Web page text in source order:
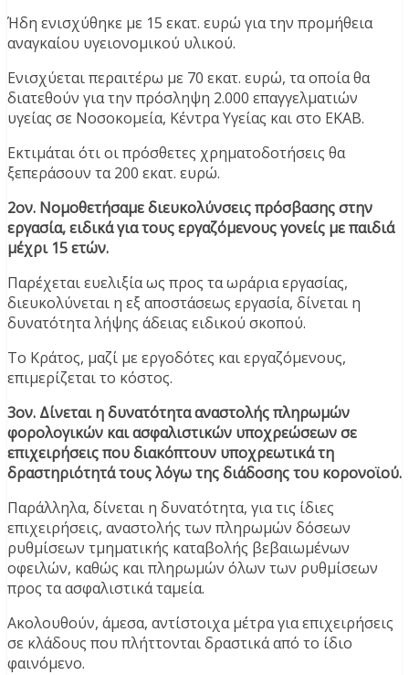
Ήδη ενισχύθηκε με 15 εκατ. ευρώ για την προμήθεια
αναγκαίου υγειονομικού υλικού.
Ενισχύεται περαιτέρω με 70 εκατ. ευρώ, τα οποία θα
διατεθούν για την πρόσληψη 2.000 επαγγελματιών
υγείας σε Νοσοκομεία, Κέντρα Υγείας και στο ΕΚΑΒ.
Εκτιμάται ότι οι πρόσθετες χρηματοδοτήσεις θα
ξεπεράσουν τα 200 εκατ. ευρώ.
2ον. Νομοθετήσαμε διευκολύνσεις πρόσβασης στην
εργασία, ειδικά για τους εργαζόμενους γονείς με παιδιά
μέχρι 15 ετών.
Παρέχεται ευελιξία ως προς τα ωράρια εργασίας,
διευκολύνεται η εξ αποστάσεως εργασία, δίνεται η
δυνατότητα λήψης άδειας ειδικού σκοπού.
Το Κράτος, μαζί με εργοδότες και εργαζόμενους,
επιμερίζεται το κόστος.
3ον. Δίνεται η δυνατότητα αναστολής πληρωμών
φορολογικών και ασφαλιστικών υποχρεώσεων σε
επιχειρήσεις που διακόπτουν υποχρεωτικά τη
δραστηριότητά τους λόγω της διάδοσης του κορονοϊού.
Παράλληλα, δίνεται η δυνατότητα, για τις ίδιες
επιχειρήσεις, αναστολής των πληρωμών δόσεων
ρυθμίσεων τμηματικής καταβολής βεβαιωμένων
οφειλών, καθώς και πληρωμών όλων των ρυθμίσεων
προς τα ασφαλιστικά ταμεία.
Ακολουθούν, άμεσα, αντίστοιχα μέτρα για επιχειρήσεις
σε κλάδους που πλήττονται δραστικά από το ίδιο
φαινόμενο.